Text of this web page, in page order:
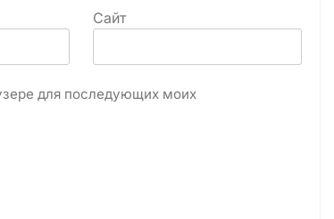
Сайт
для последующих моих